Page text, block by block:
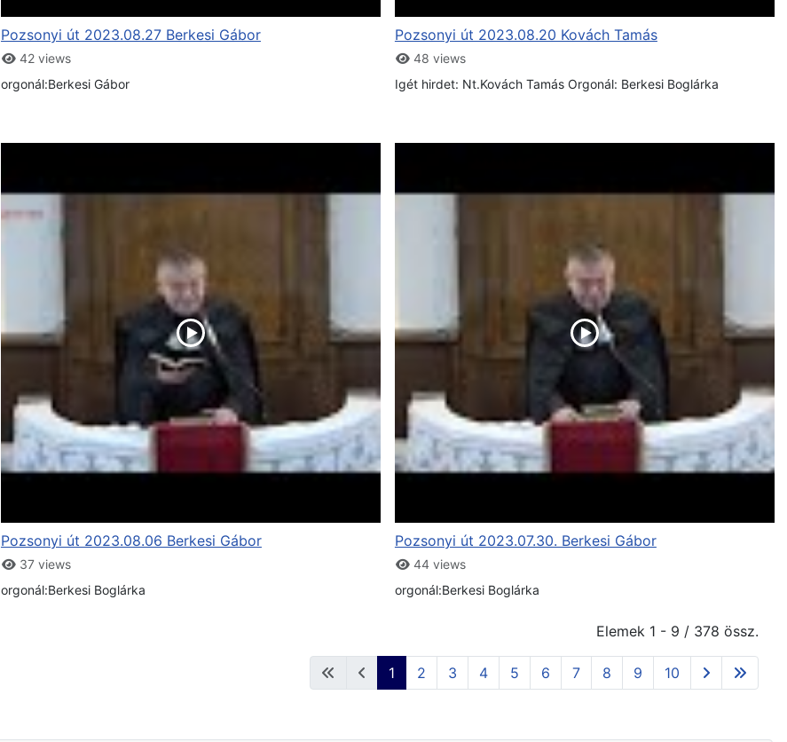
Pozsonyi út 2023.08.27 Berkesi Gábor
42 views
orgonál:Berkesi Gábor
Pozsonyi út 2023.08.20 Kovách Tamás
48 views
Igét hirdet: Nt.Kovách Tamás Orgonál: Berkesi Boglárka
Pozsonyi út 2023.08.06 Berkesi Gábor
37 views
orgonál:Berkesi Boglárka
Pozsonyi út 2023.07.30. Berkesi Gábor
44 views
orgonál:Berkesi Boglárka
Elemek 1 - 9 / 378 össz.
1 2 3 4 5 6 7 8 9 10